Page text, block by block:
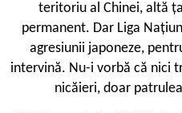
teritoriu al Chinei, altă
permanent. Dar Liga
agresiunii japoneze,
intervină. Nu-i vorbă că nici
nicăieri, doar